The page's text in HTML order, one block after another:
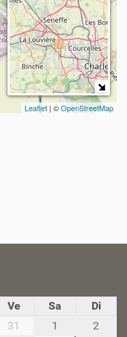
Leaflet | ©OpenStreetMap
Ve Sa
Di
31 1
2